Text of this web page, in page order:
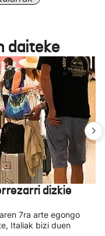
daiteke
dizkie
7ra arte egongo
Italiak bizi duen